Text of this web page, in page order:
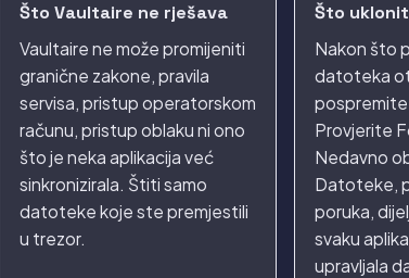
Što Vaultaire ne rješava
Vaultaire ne može promijeniti
granične zakone, pravila
servisa, pristup operatorskom
računu, pristup oblaku ni ono
što je neka aplikacija već
sinkronizirala. Štiti samo
datoteke koje ste premjestili
u trezor.
Što
Nakon što
datoteka
pospremite
Provjerite
Nedavno
Datoteke,
poruka,
svaku
upravljala